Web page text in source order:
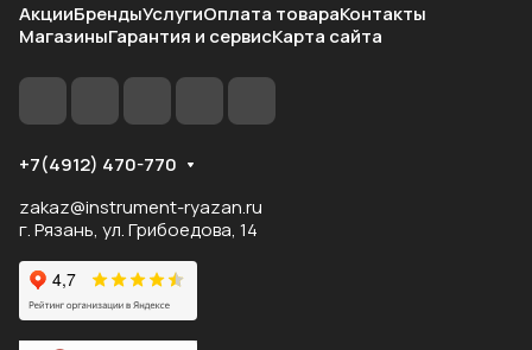
АкцииБрендыУслугиОплата товараКонтакты
МагазиныГарантия и сервисКарта сайта
+7(4912) 470-770
zakaz@instrument-ryazan.ru
г. Рязань, ул. Грибоедова, 14